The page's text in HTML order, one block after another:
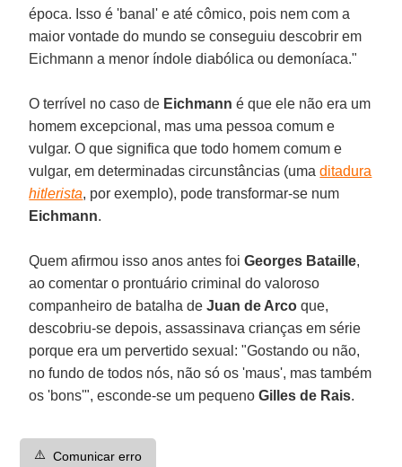
época. Isso é 'banal' e até cômico, pois nem com a
maior vontade do mundo se conseguiu descobrir em
Eichmann a menor índole diabólica ou demoníaca."
O terrível no caso de Eichmann é que ele não era um
homem excepcional, mas uma pessoa comum e
vulgar. O que significa que todo homem comum e
vulgar, em determinadas circunstâncias (umaditadura
hitlerista, por exemplo), pode transformar-se num
Eichmann.
Quem afirmou isso anos antes foiGeorges Bataille,
ao comentar o prontuário criminal do valoroso
companheiro de batalha de Juan de Arco que,
descobriu-se depois, assassinava crianças em série
porque era um pervertido sexual: "Gostando ou não,
no fundo de todos nós, não só os 'maus', mas também
os 'bons'", esconde-se um pequenoGilles de Rais.
⚠️ Comunicar erro